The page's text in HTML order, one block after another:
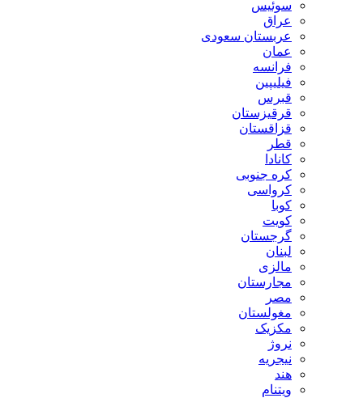
سوئیس
عراق
عربستان سعودی
عمان
فرانسه
فیلیپین
قبرس
قرقیزستان
قزاقستان
قطر
کانادا
کره جنوبی
کرواسی
کوبا
کویت
گرجستان
لبنان
مالزی
مجارستان
مصر
مغولستان
مکزیک
نروژ
نیجریه
هند
ویتنام